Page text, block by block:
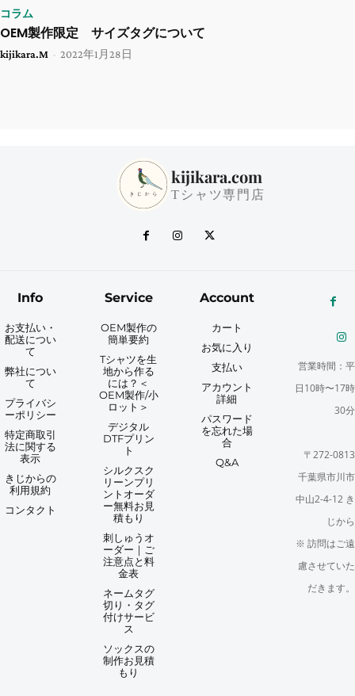
コラム
OEM製作限定 サイズタグについて
kijikara.M - 2022年1月28日
kijikara.com
Tシャツ専門店
Info
お支払い・
配送につい
て
弊社につい
て
プライバシ
ーポリシー
特定商取引
法に関する
表示
きじからの
利用規約
コンタクト
Service
OEM製作の
簡単要約
Tシャツを生
地から作る
には？＜
OEM製作/小
ロット＞
デジタル
DTFプリン
ト
シルクスク
リーンプリ
ントオーダ
ー無料お見
積もり
刺しゅうオ
ーダー｜ご
注意点と料
金表
ネームタグ
切り・タグ
付けサービ
ス
ソックスの
制作お見積
もり
Account
カート
お気に入り
支払い
アカウント
詳細
パスワード
を忘れた場
合
Q&A
営業時間：平
日10時〜17時
30分
〒272-0813
千葉県市川市
中山2-4-12 き
じから
※ 訪問はご遠
慮させていた
だきます。